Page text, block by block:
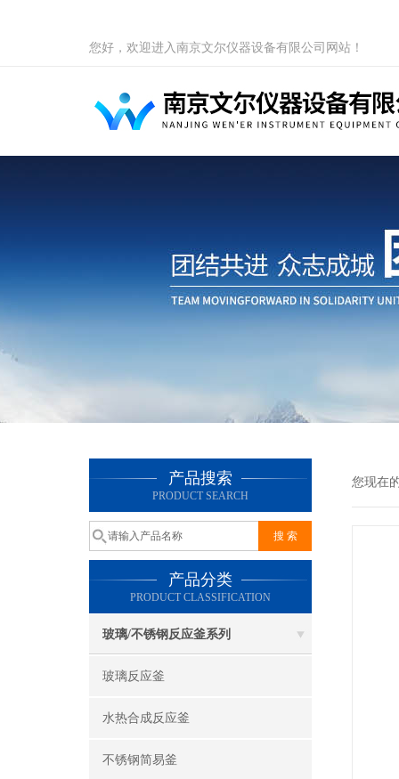
您好，欢迎进入南京文尔仪器设备有限公司网站！
产品搜索
PRODUCT SEARCH
产品分类
PRODUCT CLASSIFICATION
玻璃/不锈钢反应釜系列
玻璃反应釜
水热合成反应釜
不锈钢简易釜
您现在